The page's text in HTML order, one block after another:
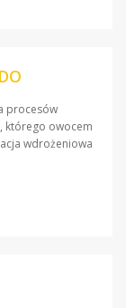
procesów
którego owocem
wdrożeniowa